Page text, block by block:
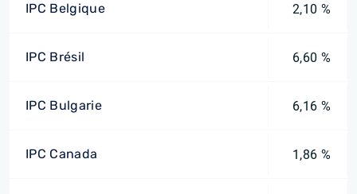
IPC Belgique 2,10 %
IPC Brésil 6,60 %
IPC Bulgarie 6,16 %
IPC Canada 1,86 %